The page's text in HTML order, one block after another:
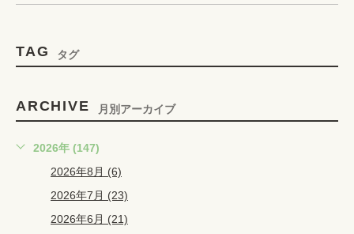
TAG タグ
ARCHIVE 月別アーカイブ
2026年 (147)
2026年8月 (6)
2026年7月 (23)
2026年6月 (21)